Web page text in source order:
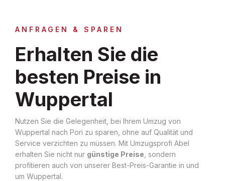
ANFRAGEN & SPAREN
Erhalten Sie die
besten Preise in
Wuppertal
Nutzen Sie die Gelegenheit, bei Ihrem Umzug von
Wuppertal nach Pori zu sparen, ohne auf Qualität und
Service verzichten zu müssen. Mit Umzugsprofi Abel
erhalten Sie nicht nur günstige Preise , sondern
profitieren auch von unserer Best-Preis-Garantie in und
um Wuppertal.